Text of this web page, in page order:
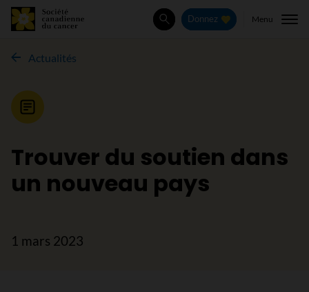
Rechercher
Donnez Menu
Actualités
Nouvelle
Trouver du soutien dans
un nouveau pays
1 mars 2023